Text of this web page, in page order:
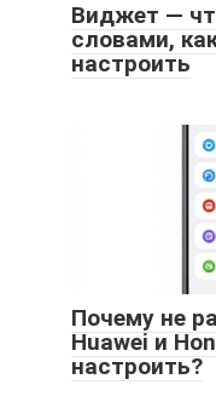
Виджет —
словами,
настроить
Почему не
Huawei и
настроить?